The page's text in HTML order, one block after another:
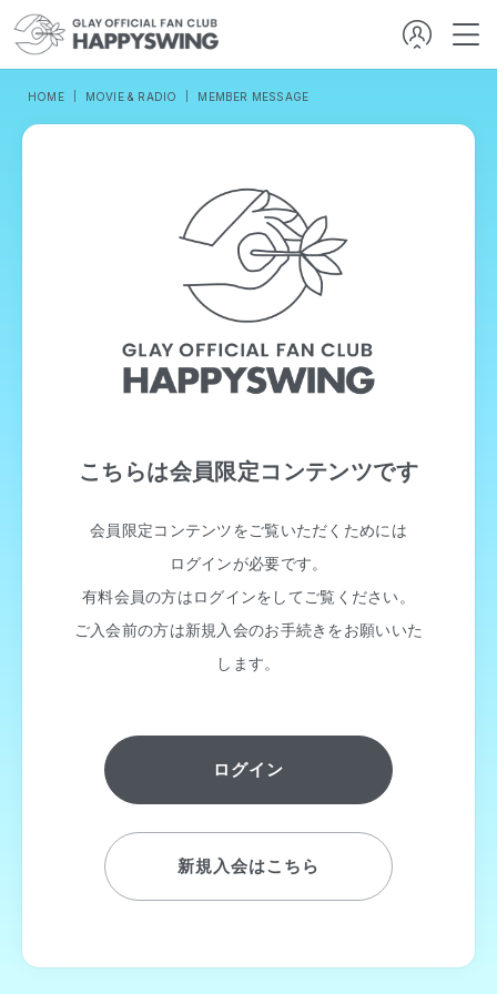
HOME MOVIE & RADIO MEMBER MESSAGE
こちらは会員限定コンテンツです
会員限定コンテンツをご覧いただくためには
ログインが必要です。
有料会員の方はログインをしてご覧ください。
ご入会前の方は新規入会のお手続きをお願いいた
します。
ログイン
新規入会はこちら